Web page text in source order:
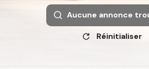
Aucune annonce
Réinitialiser